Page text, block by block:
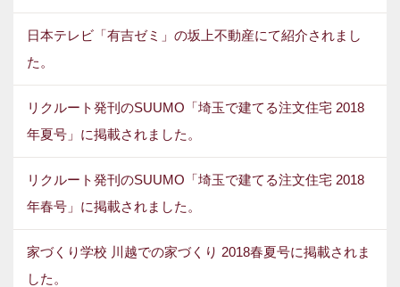
日本テレビ「有吉ゼミ」の坂上不動産にて紹介されまし
た。
リクルート発刊のSUUMO「埼玉で建てる注文住宅 2018
年夏号」に掲載されました。
リクルート発刊のSUUMO「埼玉で建てる注文住宅 2018
年春号」に掲載されました。
家づくり学校 川越での家づくり 2018春夏号に掲載されま
した。